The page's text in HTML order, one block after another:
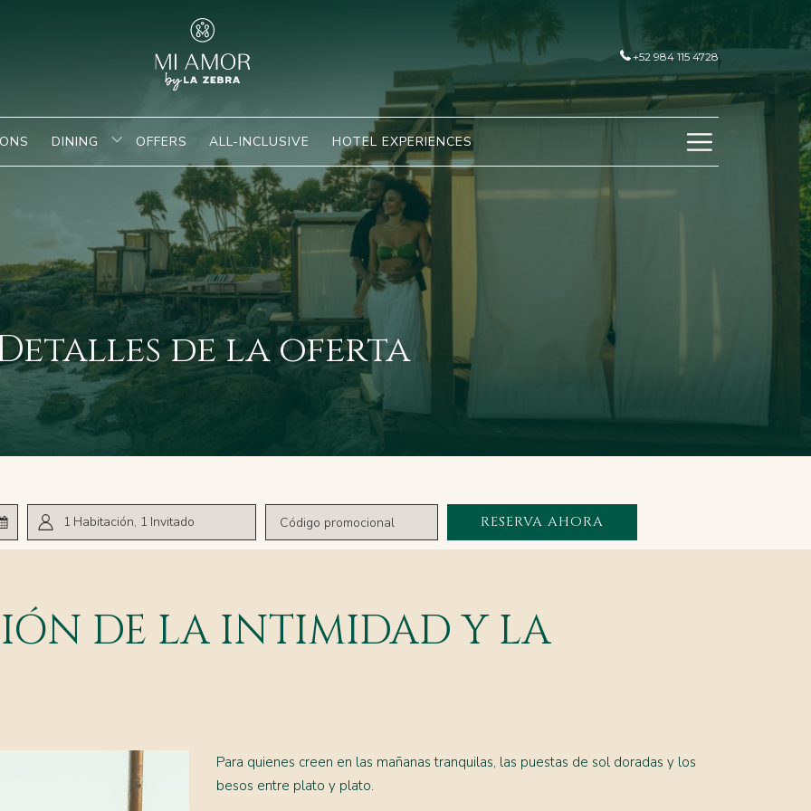
+52 984 115 4728
DINING OFFERS ALL-INCLUSIVE HOTEL EXPERIENCES Menú
de
de la oferta
1 Habitación, 1 Invitado
Código
promocional
RESERVA AHORA
DE LA INTIMIDAD Y LA
Para quienes creen en las mañanas tranquilas, las puestas de sol doradas y los
besos entre plato y plato.